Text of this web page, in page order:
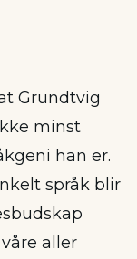
Grundtvig
minst
han er.
språk blir
aller